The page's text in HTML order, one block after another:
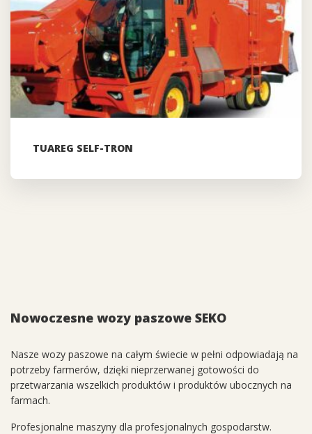
TUAREG SELF-TRON
Nowoczesne wozy paszowe SEKO
Nasze wozy paszowe na całym świecie w pełni odpowiadają na
potrzeby farmerów, dzięki nieprzerwanej gotowości do
przetwarzania wszelkich produktów i produktów ubocznych na
farmach.
Profesjonalne maszyny dla profesjonalnych gospodarstw.